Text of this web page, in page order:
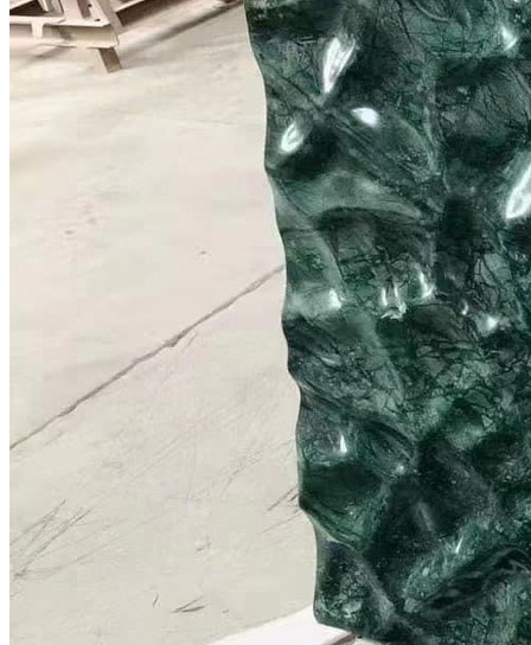
Đá Ốp Cột
Đá Ốp Thang Máy
Đá Ốp Bếp
Tranh Đá Marble Đối Xứng
Tranh Đá Thạch Anh Đối Xứng
Tranh Đá Sơn Thủy Xuyên Sáng
Tranh Đá Granite Đối Xứng
Tranh Đá Xuyên Sáng Onyx
Đá Nội Thất
Mặt Bàn Lavabo Đá
Đá Bàn Bếp Cao Cấp
Các Loại Đá Khác